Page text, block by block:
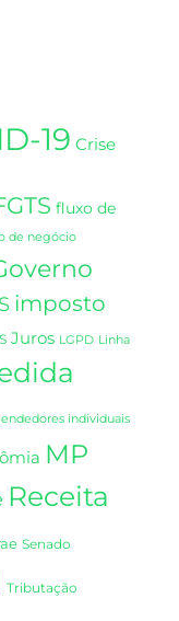
19 Crise
fluxo de
de negócio
imposto
Juros LGPD Linha
individuais
MP
Receita
Senado
Tributação